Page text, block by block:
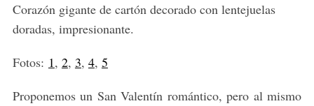
Corazón gigante de cartón decorado con lentejuelas
doradas, impresionante.
Fotos: 1, 2, 3, 4, 5
Proponemos un San Valentín romántico, pero al mismo
r